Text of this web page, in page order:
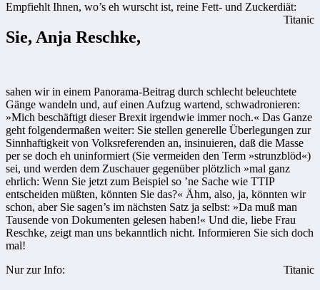
Empfiehlt Ihnen, wo’s eh wurscht ist, reine Fett- und Zuckerdiät:
Titanic
Sie, Anja Reschke,
sahen wir in einem Panorama-Beitrag durch schlecht beleuchtete
Gänge wandeln und, auf einen Aufzug wartend, schwadronieren:
»Mich beschäftigt dieser Brexit irgendwie immer noch.« Das Ganze
geht folgendermaßen weiter: Sie stellen generelle Überlegungen zur
Sinnhaftigkeit von Volksreferenden an, insinuieren, daß die Masse
per se doch eh uninformiert (Sie vermeiden den Term »strunzblöd«)
sei, und werden dem Zuschauer gegenüber plötzlich »mal ganz
ehrlich: Wenn Sie jetzt zum Beispiel so ’ne Sache wie TTIP
entscheiden müßten, könnten Sie das?« Ähm, also, ja, könnten wir
schon, aber Sie sagen’s im nächsten Satz ja selbst: »Da muß man
Tausende von Dokumenten gelesen haben!« Und die, liebe Frau
Reschke, zeigt man uns bekanntlich nicht. Informieren Sie sich doch
mal!
Nur zur Info:
Titanic